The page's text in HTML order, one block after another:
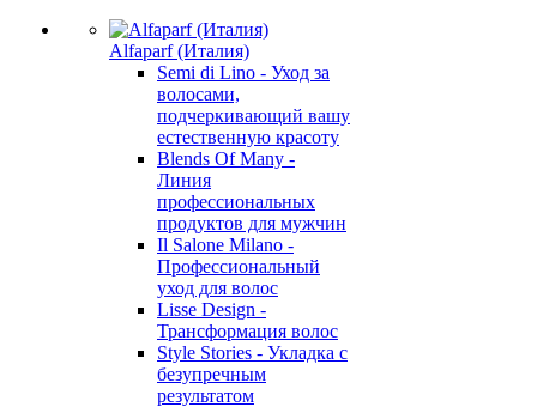
Alfaparf (Италия)
Semi di Lino - Уход за
волосами,
подчеркивающий вашу
естественную красоту
Blends Of Many -
Линия
профессиональных
продуктов для мужчин
Il Salone Milano -
Профессиональный
уход для волос
Lisse Design -
Трансформация волос
Style Stories - Укладка с
безупречным
результатом